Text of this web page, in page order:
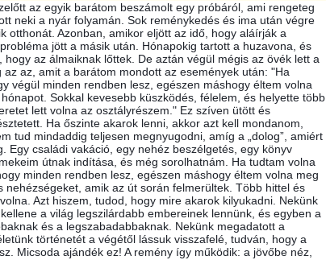
az egyik barátom beszámolt egy próbáról, ami rengeteg
neki a nyár folyamán. Sok reménykedés és ima után végre
otthonát. Azonban, amikor eljött az idő, hogy aláírják a
jött a másik után. Hónapokig tartott a huzavona, és
hogy az álmaiknak lőttek. De aztán végül mégis az övék lett a
az az, amit a barátom mondott az események után: "Ha
végül minden rendben lesz, egészen máshogy éltem volna
Sokkal kevesebb küszködés, félelem, és helyette több
lett volna az osztályrészem." Ez szíven ütött és
Ha őszinte akarok lenni, akkor azt kell mondanom,
tud mindaddig teljesen megnyugodni, amíg a „dolog”, amiért
Egy családi vakáció, egy nehéz beszélgetés, egy könyv
útnak indítása, és még sorolhatnám. Ha tudtam volna
minden rendben lesz, egészen máshogy éltem volna meg
nehézségeket, amik az út során felmerültek. Több hittel és
Azt hiszem, tudod, hogy mire akarok kilyukadni. Nekünk
a világ legszilárdabb embereinek lennünk, és egyben a
és a legszabadabbaknak. Nekünk megadatott a
történetét a végétől lássuk visszafelé, tudván, hogy a
Micsoda ajándék ez! A remény így működik: a jövőbe néz,